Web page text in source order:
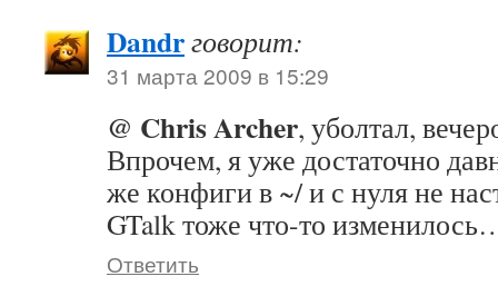
Dandrговорит:
31 марта 2009 в 15:29
@ Chris Archer, уболтал,
Впрочем, я уже достаточно
же конфиги в ~/ и с нуля не
GTalk тоже что-то
Ответить